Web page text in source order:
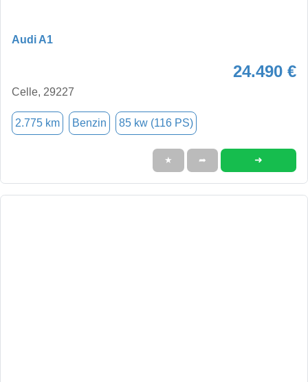
Audi A1
24.490 €
Celle, 29227
2.775 km Benzin 85 kw (116 PS)
★ ➦ ➜